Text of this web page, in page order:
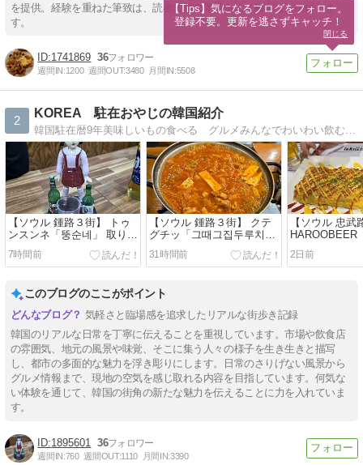
を提供。経験を重ねた筆致は、読者の旅の準備をより確実なものにしま
す。
1741869 36
週間IN:1200 週間OUT:3480 月間IN:5508
2
KOREA 駐在おやじの韓国紹介
韓国駐在暦9年美味しいもの食べる グルメみんなでわいわい飲むお酒大好きソウルではなく、田舎の生活ならではの韓国を紹介します。グルメ、お酒、ソウル情報、韓国地方…
【ソウル 鍾路３街】 トゥ
ンスンネ「뚱순네」 取り合
えずここで落ち着きます
7時間前
【ソウル 鍾路３街】 クテ
グチッ「그때그집두루치
기」 24h お一人様OK とっ
ても使いやすい韓国食堂で
31時間前
【ソウル 忠武
HAROOBEER
어」 お腹いっ
かるめのつま
2日前
このブログのここがポイント
気軽さと臨場感を追求したリアルな街歩き記録
韓国のリアルな日常を丁寧に伝えることを重視しています。市場や飲食店
の雰囲気、地元の風景や味覚、そこに集う人々の様子を生き生きと描写
し、都市の多面的な魅力を浮き彫りにします。日常のさりげない風景から
グルメ情報まで、現地の空気を感じ取れる内容を目指しています。何気な
い体験を通じて、韓国の街角の新たな魅力を伝えることに力を入れていま
す。
1895601 36
週間IN:760 週間OUT:1110 月間IN:3390
【Tips】気になるブログをフォロー。
登録不要。更新を逃さずキャッチ！
閉じる